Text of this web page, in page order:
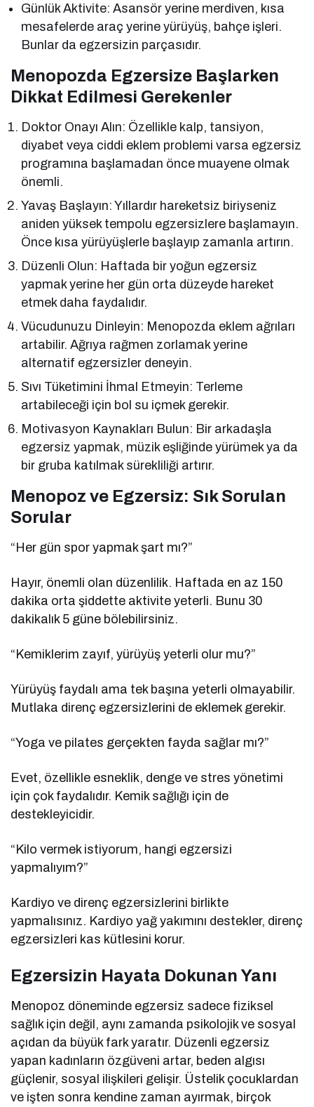
Günlük Aktivite: Asansör yerine merdiven, kısa
mesafelerde araç yerine yürüyüş, bahçe işleri.
Bunlar da egzersizin parçasıdır.
Menopozda Egzersize Başlarken
Dikkat Edilmesi Gerekenler
Doktor Onayı Alın: Özellikle kalp, tansiyon,
diyabet veya ciddi eklem problemi varsa egzersiz
programına başlamadan önce muayene olmak
önemli.
Yavaş Başlayın: Yıllardır hareketsiz biriyseniz
aniden yüksek tempolu egzersizlere başlamayın.
Önce kısa yürüyüşlerle başlayıp zamanla artırın.
Düzenli Olun: Haftada bir yoğun egzersiz
yapmak yerine her gün orta düzeyde hareket
etmek daha faydalıdır.
Vücudunuzu Dinleyin: Menopozda eklem ağrıları
artabilir. Ağrıya rağmen zorlamak yerine
alternatif egzersizler deneyin.
Sıvı Tüketimini İhmal Etmeyin: Terleme
artabileceği için bol su içmek gerekir.
Motivasyon Kaynakları Bulun: Bir arkadaşla
egzersiz yapmak, müzik eşliğinde yürümek ya da
bir gruba katılmak sürekliliği artırır.
Menopoz ve Egzersiz: Sık Sorulan
Sorular
“Her gün spor yapmak şart mı?”
Hayır, önemli olan düzenlilik. Haftada en az 150
dakika orta şiddette aktivite yeterli. Bunu 30
dakikalık 5 güne bölebilirsiniz.
“Kemiklerim zayıf, yürüyüş yeterli olur mu?”
Yürüyüş faydalı ama tek başına yeterli olmayabilir.
Mutlaka direnç egzersizlerini de eklemek gerekir.
“Yoga ve pilates gerçekten fayda sağlar mı?”
Evet, özellikle esneklik, denge ve stres yönetimi
için çok faydalıdır. Kemik sağlığı için de
destekleyicidir.
“Kilo vermek istiyorum, hangi egzersizi
yapmalıyım?”
Kardiyo ve direnç egzersizlerini birlikte
yapmalısınız. Kardiyo yağ yakımını destekler, direnç
egzersizleri kas kütlesini korur.
Egzersizin Hayata Dokunan Yanı
Menopoz döneminde egzersiz sadece fiziksel
sağlık için değil, aynı zamanda psikolojik ve sosyal
açıdan da büyük fark yaratır. Düzenli egzersiz
yapan kadınların özgüveni artar, beden algısı
güçlenir, sosyal ilişkileri gelişir. Üstelik çocuklardan
ve işten sonra kendine zaman ayırmak, birçok